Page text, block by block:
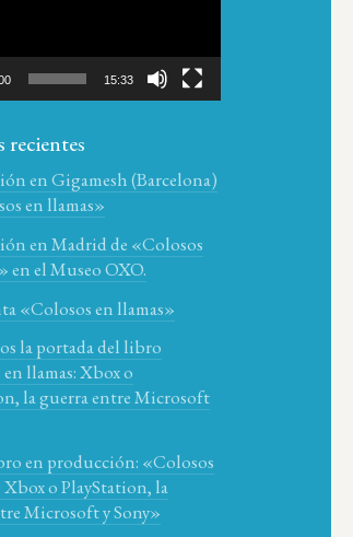
15:33
recientes
en Gigamesh (Barcelona)
en llamas»
en Madrid de «Colosos
en el Museo OXO.
«Colosos en llamas»
la portada del libro
llamas: Xbox o
la guerra entre Microsoft
en producción: «Colosos
Xbox o PlayStation, la
Microsoft y Sony»